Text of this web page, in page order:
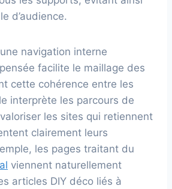
d’audience.
navigation interne
facilite le maillage des
cette cohérence entre les
interprète les parcours de
les sites qui retiennent
clairement leurs
les pages traitant du
viennent naturellement
articles DIY déco liés à